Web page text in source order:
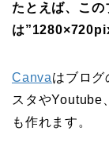
たとえば、こ
は
Canvaはブログ
スタやYoutube
も作れます。